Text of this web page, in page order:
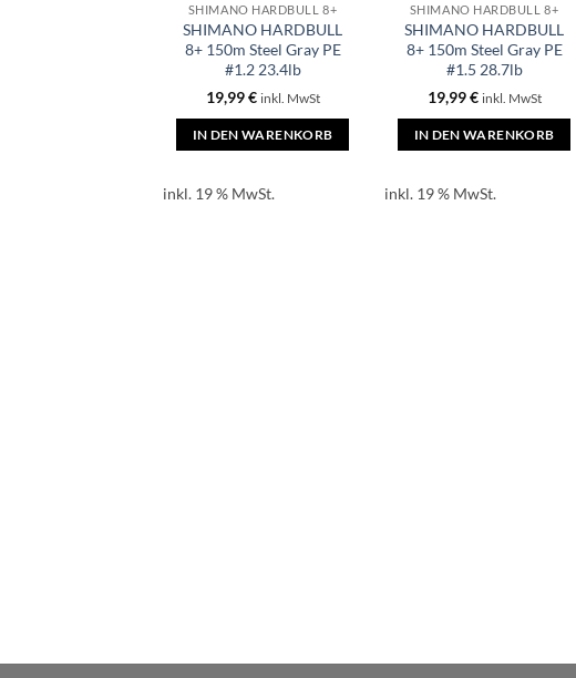
SHIMANO HARDBULL 8+
SHIMANO HARDBULL
8+ 150m Steel Gray PE
#1.2 23.4lb
19,99€ inkl. MwSt
IN DEN WARENKORB
inkl. 19 % MwSt.
SHIMANO HARDBULL 8+
SHIMANO HARDBULL
8+ 150m Steel Gray PE
#1.5 28.7lb
19,99€ inkl. MwSt
IN DEN WARENKORB
inkl. 19 % MwSt.